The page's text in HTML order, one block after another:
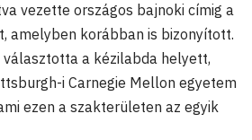
vezette országos bajnoki címig a
amelyben korábban is bizonyított.
a kézilabda helyett,
i Carnegie Mellon egyetem
ezen a szakterületen az egyik